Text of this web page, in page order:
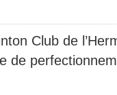
Club de
de